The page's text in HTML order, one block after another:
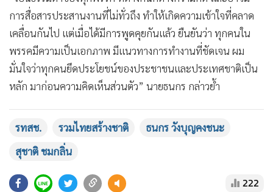
การสื่อสารประสานงานที่ไม่ทั่วถึง ทำให้เกิดความเข้าใจที่คลาด
เคลื่อนกันไป แต่เมื่อได้มีการพูดคุยกันแล้ว ยืนยันว่า ทุกคนใน
พรรคมีความเป็นเอกภาพ มีแนวทางการทำงานที่ชัดเจน ผม
มั่นใจว่าทุกคนยึดประโยชน์ของประชาชนและประเทศชาติเป็น
หลัก มาก่อนความคิดเห็นส่วนตัว” นายธนกร กล่าวย้ำ
รทสช. รวมไทยสร้างชาติ
ธนกร วังบุญคงชนะ
สุชาติ ชมกลิ่น
222